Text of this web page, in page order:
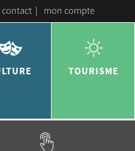
contact | mon compte
TOURISME